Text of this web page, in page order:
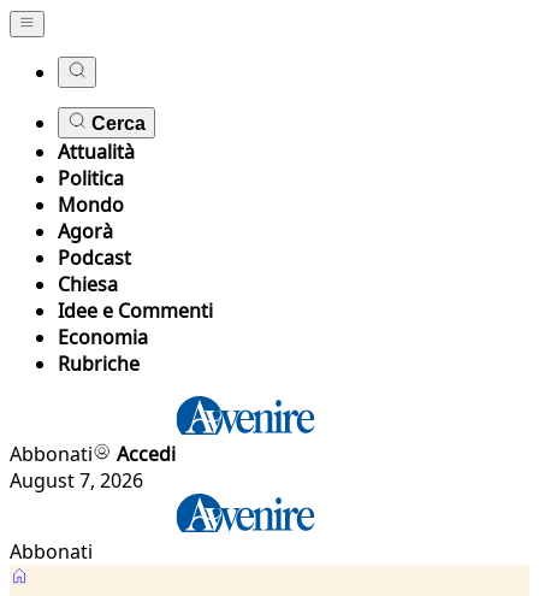
Cerca
Attualità
Politica
Mondo
Agorà
Podcast
Chiesa
Idee e Commenti
Economia
Rubriche
Abbonati
Accedi
August 7, 2026
Abbonati